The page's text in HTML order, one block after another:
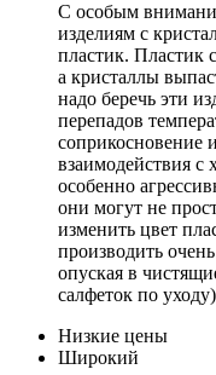
С особым
изделиям с
пластик. Пластик
а кристаллы
надо беречь эти
перепадов
соприкосновение
взаимодействия
особенно
они могут не
изменить цвет
производить
опуская в
салфеток по
Низкие цены
Широкий